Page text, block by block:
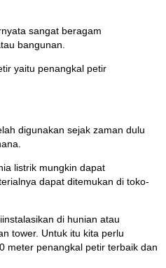
sangat beragam
bangunan.
yaitu penangkal petir
digunakan sejak zaman dulu
listrik mungkin dapat
dapat ditemukan di toko-
di hunian atau
tower. Untuk itu kita perlu
meter penangkal petir terbaik dan